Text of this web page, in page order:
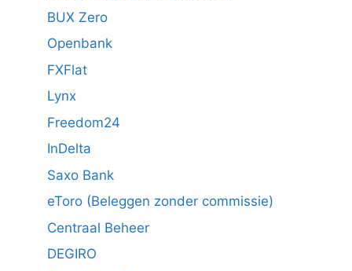
BUX Zero
Openbank
FXFlat
Lynx
Freedom24
InDelta
Saxo Bank
eToro (Beleggen zonder commissie)
Centraal Beheer
DEGIRO